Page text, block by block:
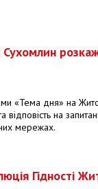
«Тема дня» на
на
мережах.
Гідності